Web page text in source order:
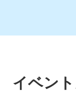
イベン